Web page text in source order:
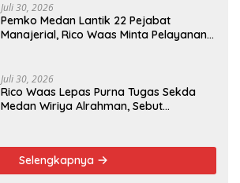
Juli 30, 2026
Pemko Medan Lantik 22 Pejabat
Manajerial, Rico Waas Minta Pelayanan
Juli 30, 2026
Rico Waas Lepas Purna Tugas Sekda
Medan Wiriya Alrahman, Sebut
Selengkapnya